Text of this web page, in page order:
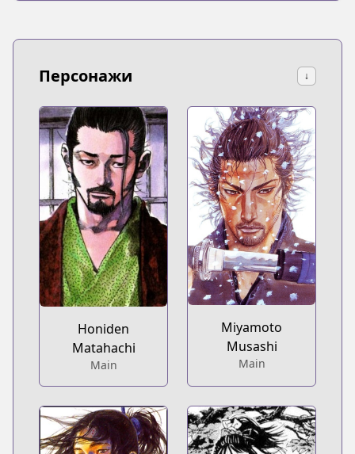
Персонажи ↓
Honiden
Matahachi
Main
Miyamoto
Musashi
Main